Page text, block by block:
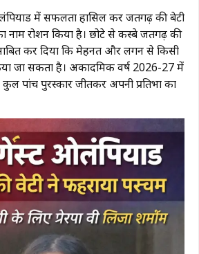
में सफलता हासिल कर जैंतगढ़ की बेटी
नाम रोशन किया है। छोटे से कस्बे जैंतगढ़ की
कर दिया कि मेहनत और लगन से किसी
जा सकता है। अकादमिक वर्ष 2026-27 में
पांच पुरस्कार जीतकर अपनी प्रतिभा का